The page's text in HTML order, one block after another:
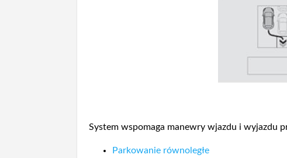
System wspomaga manewry wjazdu i wyjazdu
Parkowanie równoległe